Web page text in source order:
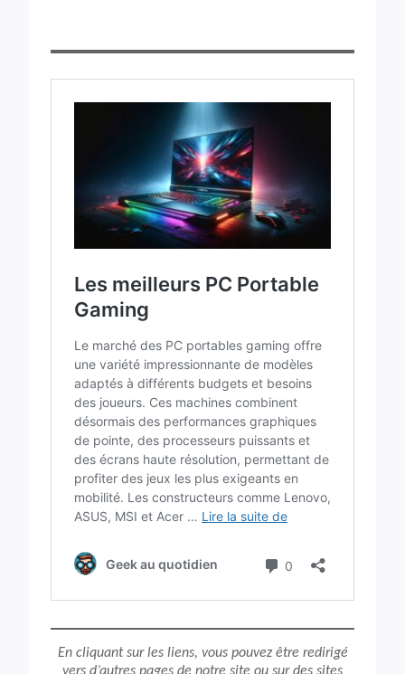
En cliquant sur les liens, vous pouvez être redirigé